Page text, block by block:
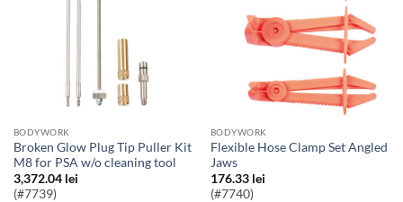
BODYWORK
Broken Glow Plug Tip Puller Kit
M8 for PSA w/o cleaning tool
3,372.04 lei
(#7739)
BODYWORK
Flexible Hose Clamp Set Angled
Jaws
176.33 lei
(#7740)